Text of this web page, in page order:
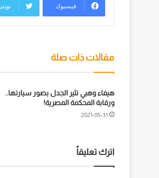
فيسبوك تويتر
مقالات ذات صلة
هيفاء وهبي تثير الجدل بصور سيارتها..
ورقابة المحكمة المصرية!
2021-05-31
اترك تعليقاً